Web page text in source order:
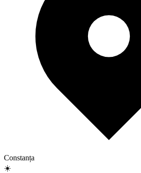
Constanța
☀️